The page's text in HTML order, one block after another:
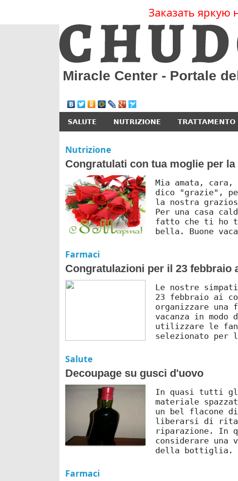
Заказать яркую
Miracle Center - Portale
SALUTE NUTRIZIONE TRATTAMENTO
Nutrizione
Congratulati con tua moglie per
Mia amata,
dico "grazie",
la nostra
Per una casa
fatto che ti ho
bella. Buone
Farmaci
Congratulazioni per il 23 febbraio
Le nostre
23 febbraio ai
organizzare una
vacanza in
utilizzare le
selezionato
Salute
Decoupage su gusci d'uovo
In quasi tutti gli
materiale
un bel flacone
liberarsi di
riparazione. In
considerare una
della bottiglia.
Farmaci